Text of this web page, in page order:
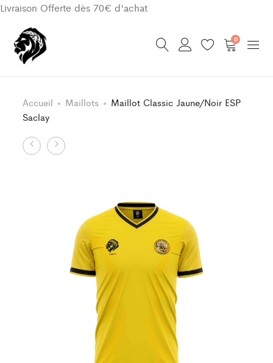
Livraison Offerte dès 70€ d'achat
0
Accueil Maillots
Maillot Classic Jaune/Noir ESP
Saclay
Product
Maillot
Short
Enfant